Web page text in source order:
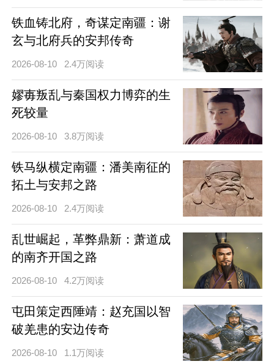
铁血铸北府，奇谋定南疆：谢
玄与北府兵的安邦传奇
2026-08-10 2.4万阅读
嫪毐叛乱与秦国权力博弈的生
死较量
2026-08-10 3.8万阅读
铁马纵横定南疆：潘美南征的
拓土与安邦之路
2026-08-10 2.4万阅读
乱世崛起，革弊鼎新：萧道成
的南齐开国之路
2026-08-10 4.2万阅读
屯田策定西陲靖：赵充国以智
破羌患的安边传奇
2026-08-10 1.1万阅读